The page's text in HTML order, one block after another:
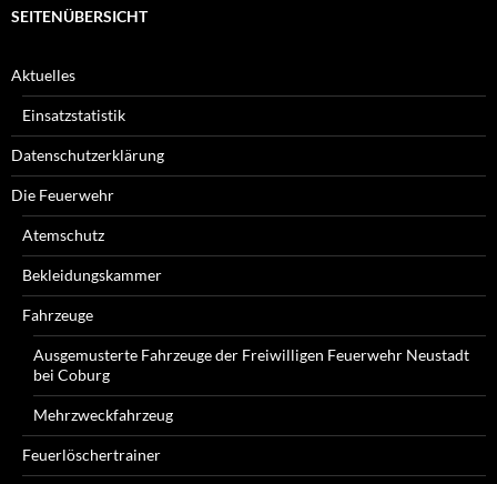
SEITENÜBERSICHT
Aktuelles
Einsatzstatistik
Datenschutzerklärung
Die Feuerwehr
Atemschutz
Bekleidungskammer
Fahrzeuge
Ausgemusterte Fahrzeuge der Freiwilligen Feuerwehr Neustadt
bei Coburg
Mehrzweckfahrzeug
Feuerlöschertrainer